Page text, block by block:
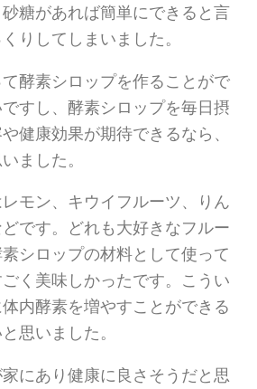
糖があれば簡単にできると言
りしてしまいました。
酵素シロップを作ることがで
すし、酵素シロップを毎日摂
健康効果が期待できるなら、
ました。
モン、キウイフルーツ、りん
です。どれも大好きなフルー
シロップの材料として使って
く美味しかったです。こうい
内酵素を増やすことができる
思いました。
にあり健康に良さそうだと思